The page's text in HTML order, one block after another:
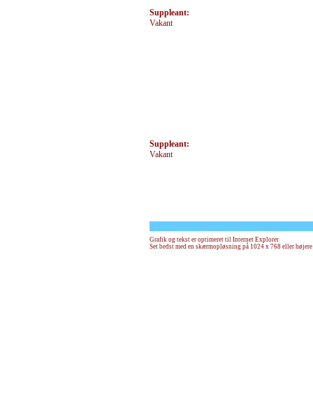
Suppleant:
Vakant
Suppleant:
Vakant
Grafik og tekst er optimeret til Internet Explorer
Set bedst med en skærmopløsning på 1024 x 768 eller højere